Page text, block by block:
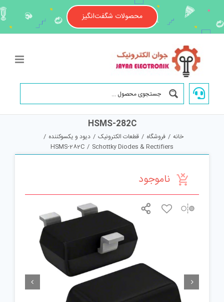
content
محصولات شگفت‌انگیز
HSMS-282C
خانه / فروشگاه / قطعات الکترونیک / دیود و یکسوکننده /
Schottky Diodes & Rectifiers
/
HSMS-282C
ناموجود
 